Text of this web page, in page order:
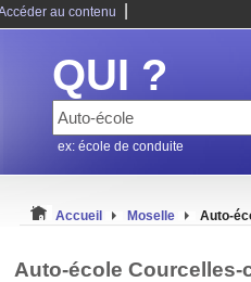
au contenu
QUI ?
ex: école de conduite
Accueil Moselle Auto-
Auto-école Courcelles-